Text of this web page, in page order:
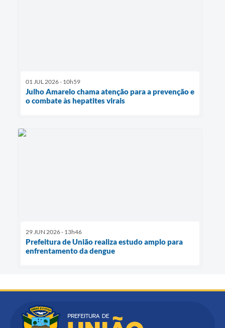
01 JUL 2026 - 10h59
Julho Amarelo chama atenção para a prevenção e
o combate às hepatites virais
29 JUN 2026 - 13h46
Prefeitura de União realiza estudo amplo para
enfrentamento da dengue